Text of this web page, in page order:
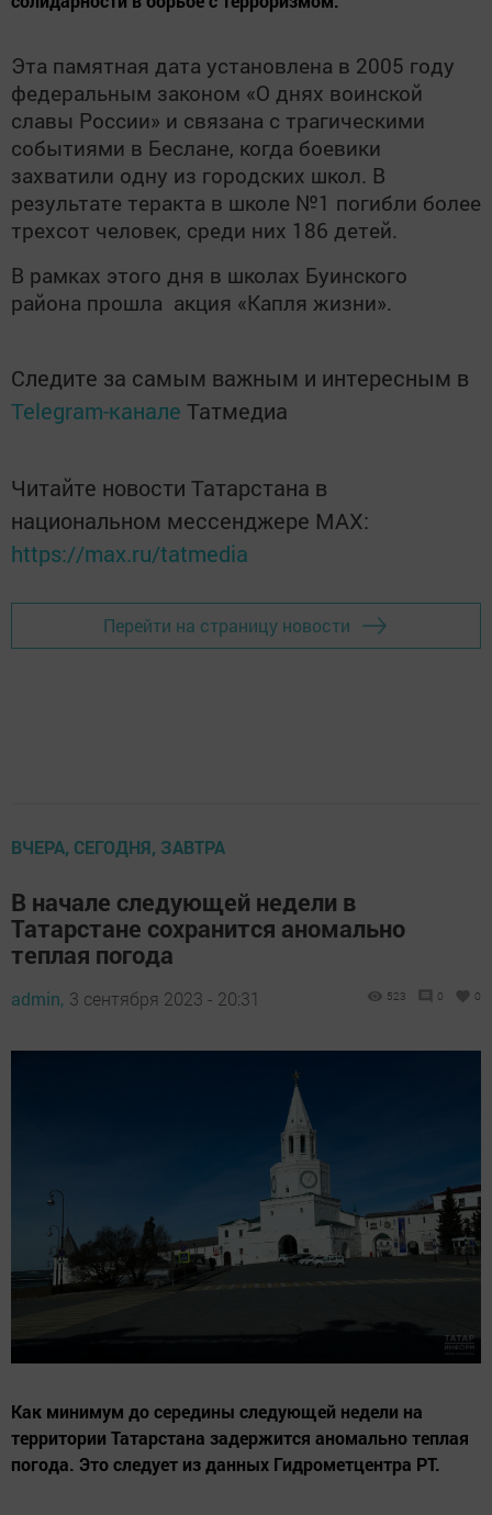
Эта памятная дата установлена в 2005 году
федеральным законом «О днях воинской
славы России» и связана с трагическими
событиями в Беслане, когда боевики
захватили одну из городских школ. В
результате теракта в школе №1 погибли более
трехсот человек, среди них 186 детей.
В рамках этого дня в школах Буинского
района прошла акция «Капля жизни».
Следите за самым важным и интересным в
Telegram-канале Татмедиа
Читайте новости Татарстана в
национальном мессенджере MАХ:
https://max.ru/tatmedia
Перейти на страницу новости
ВЧЕРА, СЕГОДНЯ, ЗАВТРА
В начале следующей недели в
Татарстане сохранится аномально
теплая погода
admin, 3 сентября 2023 - 20:31 523 0 0
Как минимум до середины следующей недели на
территории Татарстана задержится аномально теплая
погода. Это следует из данных Гидрометцентра РТ.